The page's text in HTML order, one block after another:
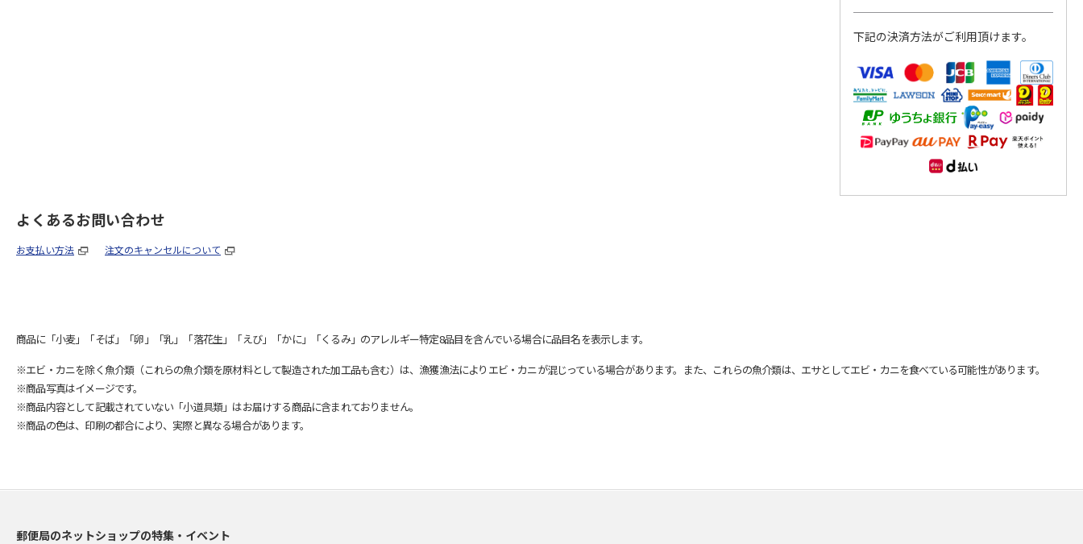
下記の決済方法がご利用頂けます。
よくあるお問い合わせ
お支払い方法 注文のキャンセルについて
商品に「小麦」「そば」「卵」「乳」「落花生」「えび」「かに」「くるみ」のアレルギー特定8品目を含んでいる場合に品目名を表示します。
※エビ・カニを除く魚介類（これらの魚介類を原材料として製造された加工品も含む）は、漁獲漁法によりエビ・カニが混じっている場合があります。また、これらの魚介類は、エサとしてエビ・カニを食べている可能性があります。
※商品写真はイメージです。
※商品内容として記載されていない「小道具類」はお届けする商品に含まれておりません。
※商品の色は、印刷の都合により、実際と異なる場合があります。
郵便局のネットショップの特集・イベント